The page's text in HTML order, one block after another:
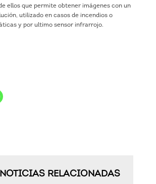
ellos que permite obtener imágenes con un
utilizado en casos de incendios o
y por ultimo sensor infrarrojo.
RELACIONADAS